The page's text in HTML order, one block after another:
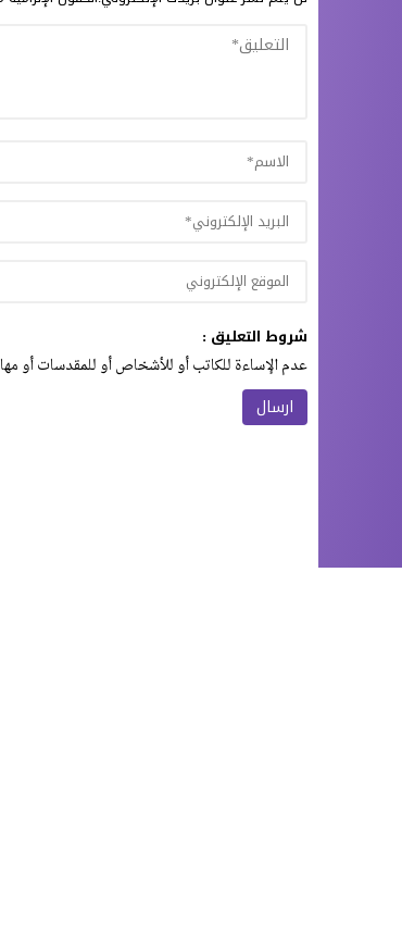
شروط التعليق :
عدم الإساءة للكاتب أو للأشخاص أو للمقدسات أو